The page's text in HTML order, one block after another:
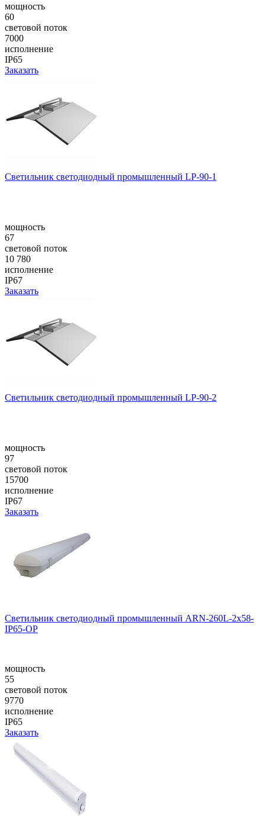
мощность
60
световой поток
7000
исполнение
IP65
Заказать
Светильник светодиодный промышленный LP-90-1
мощность
67
световой поток
10 780
исполнение
IP67
Заказать
Светильник светодиодный промышленный LP-90-2
мощность
97
световой поток
15700
исполнение
IP67
Заказать
Светильник светодиодный промышленный ARN-260L-2x58-
IP65-OP
мощность
55
световой поток
9770
исполнение
IP65
Заказать